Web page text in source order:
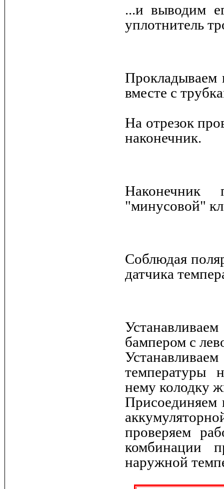
...и выводим
уплотнитель
Прокладываем
вместе с
На отрезок
наконечник.
Наконечник
"минусовой"
Соблюдая
датчика
бампером с
температуры
нему колодку
Присоединяем
проверяем
комбинации
наружной